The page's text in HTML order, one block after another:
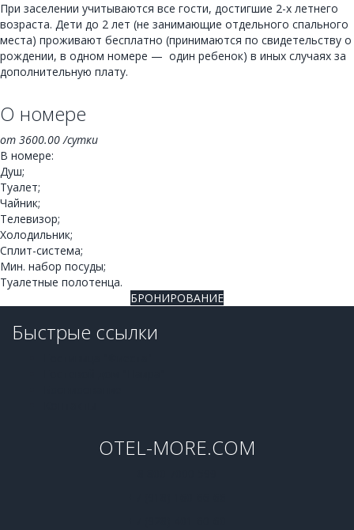
При заселении учитываются все гости, достигшие 2-х летнего
возраста. Дети до 2 лет (не занимающие отдельного спального
места) проживают бесплатно (принимаются по свидетельству о
рождении, в одном номере — один ребенок) в иных случаях за
дополнительную плату.
О номере
от 3600.00/сутки
В номере:
Душ;
Туалет;
Чайник;
Телевизор;
Холодильник;
Сплит-система;
Мин. набор посуды;
Туалетные полотенца.
БРОНИРОВАНИЕ
Быстрые ссылки
OTEL-MORE.COM